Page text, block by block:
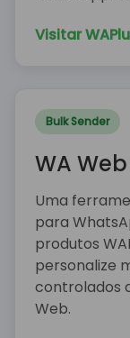
Visitar
Bulk Sender
WA
Uma
para
produtos
personalize
controlados
Web.